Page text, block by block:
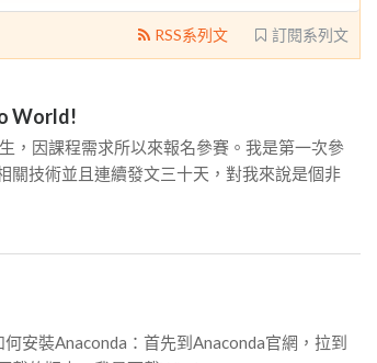
訂閱系列文
RSS系列文
World!
，因課程需求所以來報名參賽。我是第一次參
關技術並且連續發文三十天，對我來說是個非
安裝Anaconda：首先到Anaconda官網，拉到